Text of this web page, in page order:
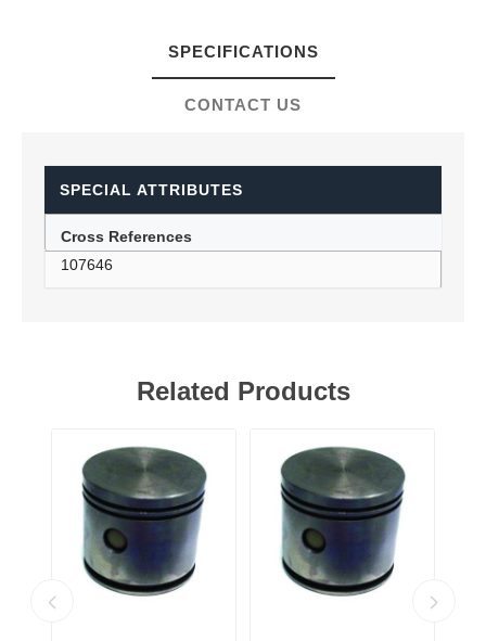
SPECIFICATIONS
CONTACT US
SPECIAL ATTRIBUTES
Cross References
107646
Related Products